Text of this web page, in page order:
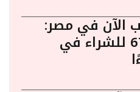
الآن في مصر:
عيار 24 يسجل 6745 للشراء في